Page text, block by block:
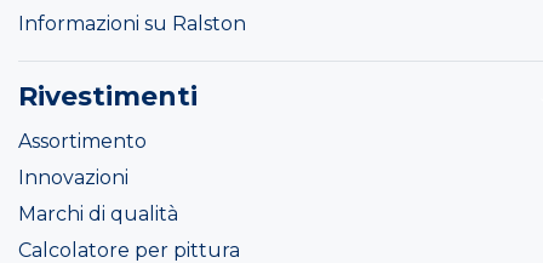
Informazioni su Ralston
Rivestimenti
Assortimento
Innovazioni
Marchi di qualità
Calcolatore per pittura